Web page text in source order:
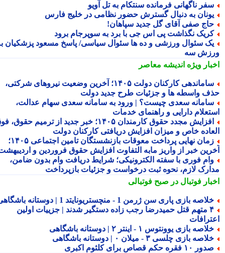
ناگهانی فرمانده سنتکام به تل آویو
به دنبال گسترش حضور نظامی در خلیج فارس
صفی آقای گل جدید سپاهان!
نگذاشت پی اس جی با برد به سوپرجام برود
سئوال ورزشی و ده ها سئوال سیاسی/ پاسخ مسعود پزشکیان به
سه
ویژهاندیشه معاصر
ساماندهی کارکنان دولت ۱۴۰۵؛ آخرین وضعیت نیروهای شرکتی،
واسطه ها و جزئیات طرح جدید دولت
سعدی چیست؟ | ورود به سامانه سعدی سهام عدالت،
دارایی و راهنمای خدمات
افزایش مجدد حقوق کارمندان ۱۴۰۵؛ خبر جدید از ترمیم حقوق، فوق
خاص و میزان افزایش دریافتی کارکنان دولت
زمان نهایی پرداخت معوقات بازنشستگان تامین اجتماعی ۱۴۰۵؛
خبر از واریز مابه التفاوت افزایش حقوق فروردین و اردیبهشت
فوری با سفته الکترونیکی؛ شرایط دریافت وام بدون ضامن،
لازم، نحوه ثبت درخواست و جزئیات بازپرداخت
فوتبال در صبح فوتبالی
بازی پاری سن ژرمن 1 - منچستریونایتد 1 | دوستانه باشگاهی
۴ متهم قتل حمیدرضا رجب زاده دستگیر شدند | جزییات اولین
بازی یوونتوس ۱ - اینتر ۲ | دوستانه باشگاهی
بازی چلسی ۳ - میلان ۰ | دوستانه باشگاهی
۱۰ فقره حکم قصاص برای کلثوم اکبری